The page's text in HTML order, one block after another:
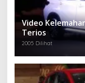
Video
Terios
2005 Dilihat